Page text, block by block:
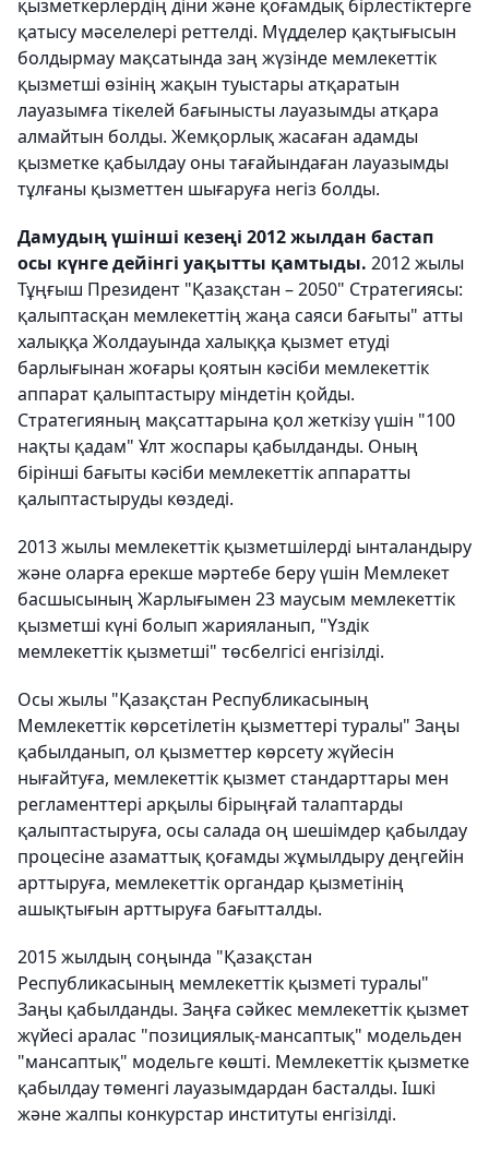
қызметкерлердің діни және қоғамдық бірлестіктерге
қатысу мәселелері реттелді. Мүдделер қақтығысын
болдырмау мақсатында заң жүзінде мемлекеттік
қызметші өзінің жақын туыстары атқаратын
лауазымға тікелей бағынысты лауазымды атқара
алмайтын болды. Жемқорлық жасаған адамды
қызметке қабылдау оны тағайындаған лауазымды
тұлғаны қызметтен шығаруға негіз болды.
Дамудың үшінші кезеңі 2012 жылдан бастап
осы күнге дейінгі уақытты қамтыды. 2012 жылы
Тұңғыш Президент "Қазақстан – 2050" Стратегиясы:
қалыптасқан мемлекеттің жаңа саяси бағыты" атты
халыққа Жолдауында халыққа қызмет етуді
барлығынан жоғары қоятын кәсіби мемлекеттік
аппарат қалыптастыру міндетін қойды.
Стратегияның мақсаттарына қол жеткізу үшін "100
нақты қадам" Ұлт жоспары қабылданды. Оның
бірінші бағыты кәсіби мемлекеттік аппаратты
қалыптастыруды көздеді.
2013 жылы мемлекеттік қызметшілерді ынталандыру
және оларға ерекше мәртебе беру үшін Мемлекет
басшысының Жарлығымен 23 маусым мемлекеттік
қызметші күні болып жарияланып, "Үздік
мемлекеттік қызметші" төсбелгісі енгізілді.
Осы жылы "Қазақстан Республикасының
Мемлекеттік көрсетілетін қызметтері туралы" Заңы
қабылданып, ол қызметтер көрсету жүйесін
нығайтуға, мемлекеттік қызмет стандарттары мен
регламенттері арқылы бірыңғай талаптарды
қалыптастыруға, осы салада оң шешімдер қабылдау
процесіне азаматтық қоғамды жұмылдыру деңгейін
арттыруға, мемлекеттік органдар қызметінің
ашықтығын арттыруға бағытталды.
2015 жылдың соңында "Қазақстан
Республикасының мемлекеттік қызметі туралы"
Заңы қабылданды. Заңға сәйкес мемлекеттік қызмет
жүйесі аралас "позициялық-мансаптық" модельден
"мансаптық" модельге көшті. Мемлекеттік қызметке
қабылдау төменгі лауазымдардан басталды. Ішкі
және жалпы конкурстар институты енгізілді.